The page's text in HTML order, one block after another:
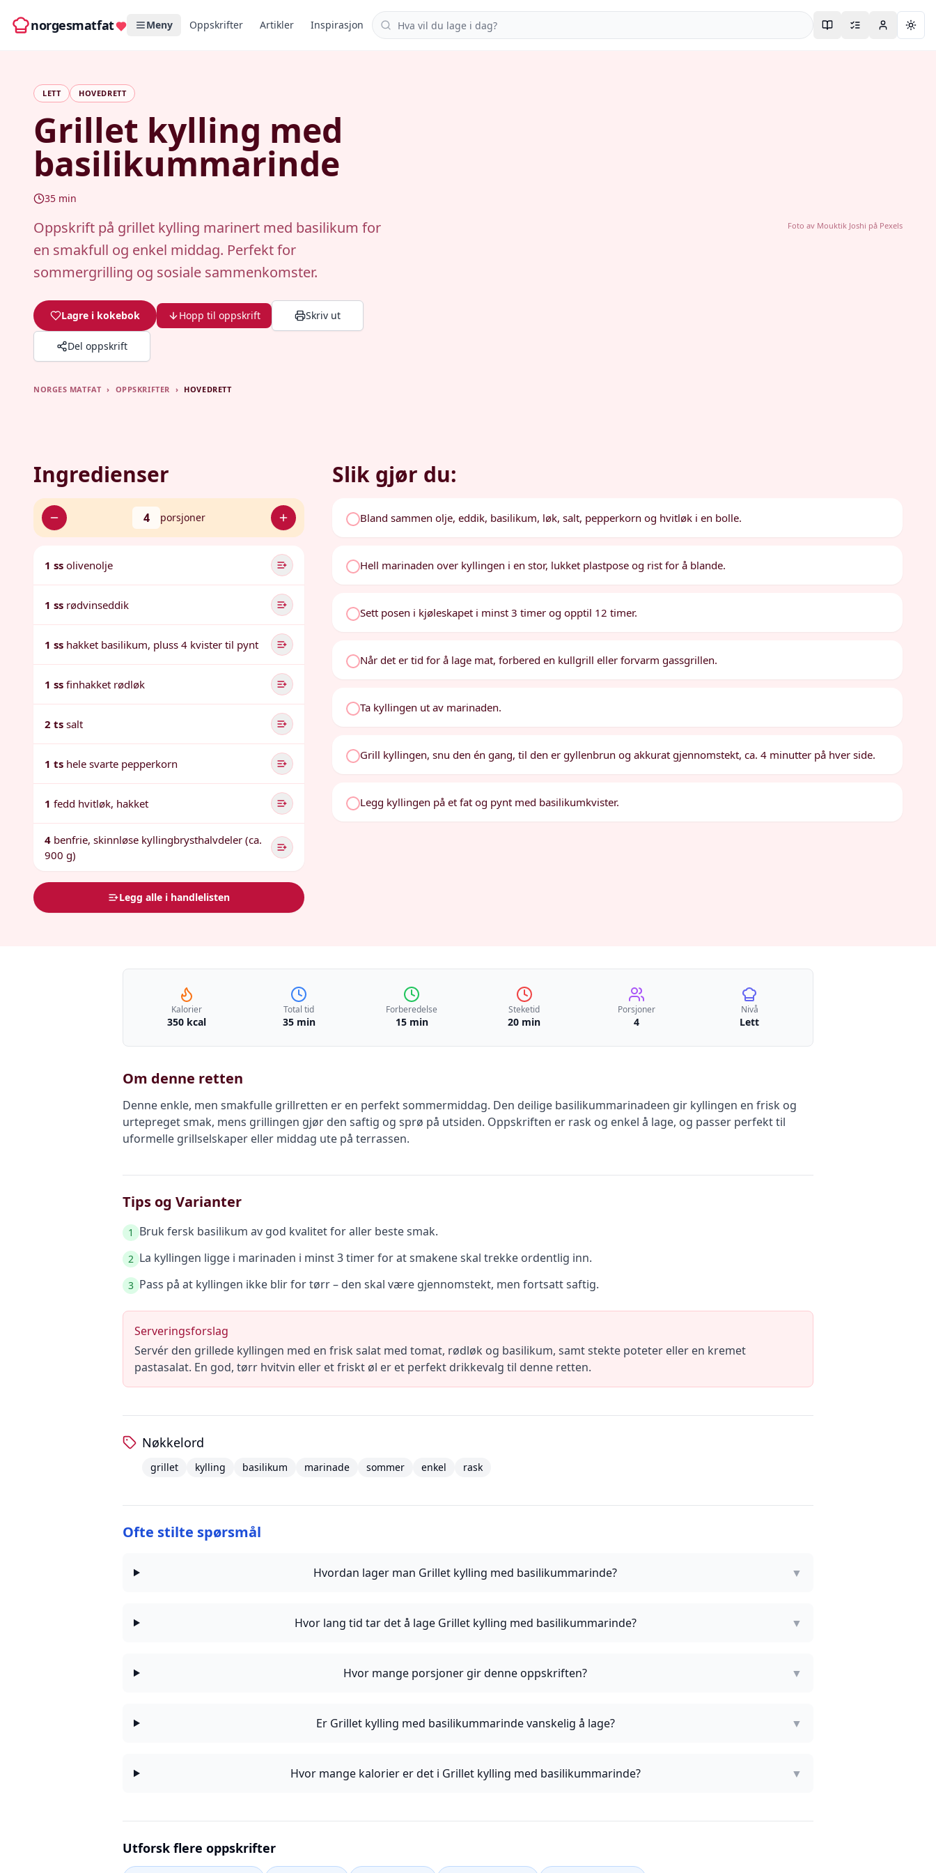
norgesmatfat Meny Oppskrifter Artikler Inspirasjon Søk i oppskrifter
LETT HOVEDRETT
Grillet kylling med
basilikummarinde
35 min
Oppskrift på grillet kylling marinert med basilikum for
en smakfull og enkel middag. Perfekt for
sommergrilling og sosiale sammenkomster.
Lagre i kokebok Hopp til oppskrift Skriv ut
Del oppskrift
Foto av Mouktik Joshi på Pexels
NORGES MATFAT › OPPSKRIFTER › HOVEDRETT
Ingredienser
4 porsjoner
1 ss olivenolje
1 ss rødvinseddik
1 ss hakket basilikum, pluss 4 kvister til pynt
1 ss finhakket rødløk
2 ts salt
1 ts hele svarte pepperkorn
1 fedd hvitløk, hakket
4 benfrie, skinnløse kyllingbrysthalvdeler (ca.
900 g)
Legg alle i handlelisten
Slik gjør du:
Bland sammen olje, eddik, basilikum, løk, salt, pepperkorn og hvitløk i en bolle.
Hell marinaden over kyllingen i en stor, lukket plastpose og rist for å blande.
Sett posen i kjøleskapet i minst 3 timer og opptil 12 timer.
Når det er tid for å lage mat, forbered en kullgrill eller forvarm gassgrillen.
Ta kyllingen ut av marinaden.
Grill kyllingen, snu den én gang, til den er gyllenbrun og akkurat gjennomstekt, ca. 4 minutter på hver side.
Legg kyllingen på et fat og pynt med basilikumkvister.
Kalorier
350 kcal
Total tid
35 min
Forberedelse
15 min
Steketid
20 min
Porsjoner
4
Nivå
Lett
Om denne retten
Denne enkle, men smakfulle grillretten er en perfekt sommermiddag. Den deilige basilikummarinadeen gir kyllingen en frisk og
urtepreget smak, mens grillingen gjør den saftig og sprø på utsiden. Oppskriften er rask og enkel å lage, og passer perfekt til
uformelle grillselskaper eller middag ute på terrassen.
Tips og Varianter
1 Bruk fersk basilikum av god kvalitet for aller beste smak.
2 La kyllingen ligge i marinaden i minst 3 timer for at smakene skal trekke ordentlig inn.
3 Pass på at kyllingen ikke blir for tørr – den skal være gjennomstekt, men fortsatt saftig.
Serveringsforslag
Servér den grillede kyllingen med en frisk salat med tomat, rødløk og basilikum, samt stekte poteter eller en kremet
pastasalat. En god, tørr hvitvin eller et friskt øl er et perfekt drikkevalg til denne retten.
Nøkkelord
grillet kylling basilikum marinade sommer enkel rask
Ofte stilte spørsmål
Hvordan lager man Grillet kylling med basilikummarinde? ▼
Hvor lang tid tar det å lage Grillet kylling med basilikummarinde? ▼
Hvor mange porsjoner gir denne oppskriften? ▼
Er Grillet kylling med basilikummarinde vanskelig å lage? ▼
Hvor mange kalorier er det i Grillet kylling med basilikummarinde? ▼
Utforsk flere oppskrifter